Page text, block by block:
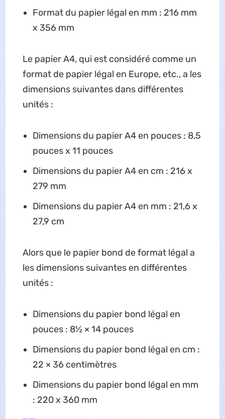
Format du papier légal en mm : 216 mm
x 356 mm
Le papier A4, qui est considéré comme un
format de papier légal en Europe, etc., a les
dimensions suivantes dans différentes
unités :
Dimensions du papier A4 en pouces : 8,5
pouces x 11 pouces
Dimensions du papier A4 en cm : 216 x
279 mm
Dimensions du papier A4 en mm : 21,6 x
27,9 cm
Alors que le papier bond de format légal a
les dimensions suivantes en différentes
unités :
Dimensions du papier bond légal en
pouces : 8½ × 14 pouces
Dimensions du papier bond légal en cm :
22 × 36 centimètres
Dimensions du papier bond légal en mm
: 220 x 360 mm